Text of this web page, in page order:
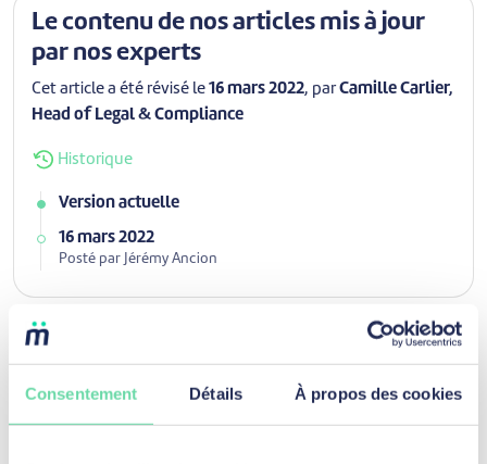
Consentement Détails À propos des cookies
Le contenu de nos articles mis à jour
par nos experts
Cet article a été révisé le 16 mars 2022, parCamille Carlier,
Head of Legal & Compliance
Historique
Version actuelle
16 mars 2022
Posté par Jérémy Ancion
Découvrez d’autres articles pour
la catégorieObtenir un prêt